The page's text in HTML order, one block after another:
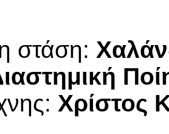
στάση:
Χρίστος